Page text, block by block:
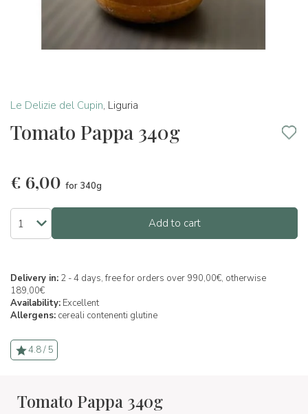
Le Delizie del Cupin, Liguria
Tomato Pappa 340g
€ 6,00 for 340g
Add to cart
Delivery in: 2 - 4 days, free for orders over 990,00€, otherwise
189,00€
Availability: Excellent
Allergens: cereali contenenti glutine
4.8 / 5
Tomato Pappa 340g